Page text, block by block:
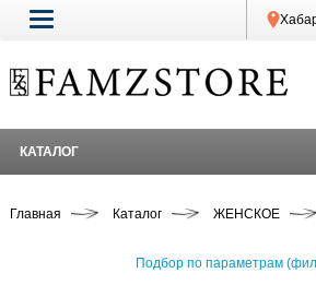
КАТАЛОГ
Главная Каталог ЖЕНСКОЕ
Подбор по параметрам